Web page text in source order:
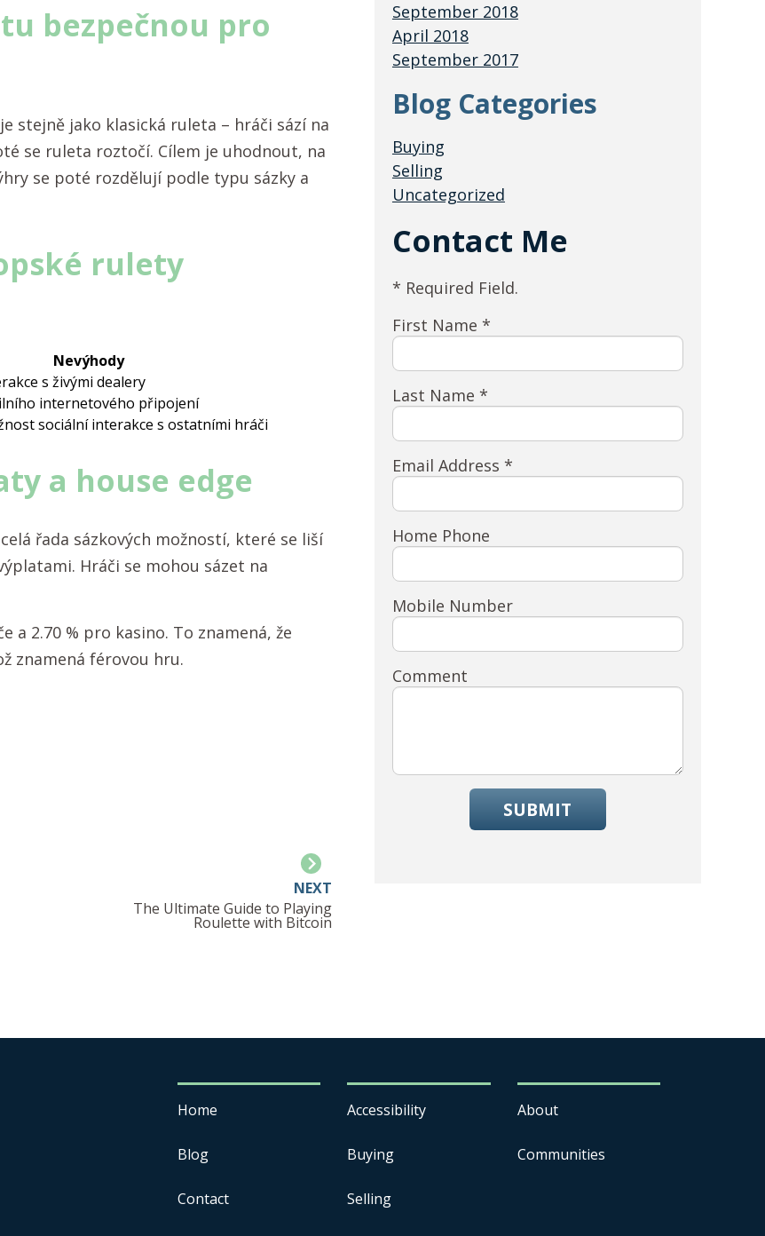
bezpečnou pro
stejně jako klasická ruleta – hráči sází na
se ruleta roztočí. Cílem je uhodnout, na
se poté rozdělují podle typu sázky a
rulety
Nevýhody
s živými dealery
internetového připojení
sociální interakce s ostatními hráči
a house edge
řada sázkových možností, které se liší
Hráči se mohou sázet na
a 2.70 % pro kasino. To znamená, že
znamená férovou hru.
NEXT
The Ultimate Guide to Playing
Roulette with Bitcoin
September 2018
April 2018
September 2017
Blog Categories
Buying
Selling
Uncategorized
Contact Me
* Required Field.
First Name *
Last Name *
Email Address *
Home Phone
Mobile Number
Comment
SUBMIT
Home
Blog
Contact
Accessibility
Buying
Selling
About
Communities